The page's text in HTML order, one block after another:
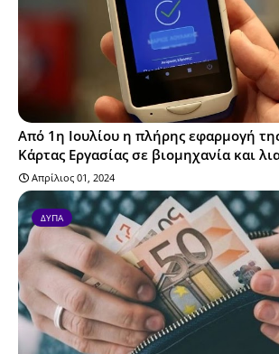
Από 1η Ιουλίου η πλήρης εφαρμογή
Κάρτας Εργασίας σε βιομηχανία και
Απρίλιος 01, 2024
ΔΥΠΑ